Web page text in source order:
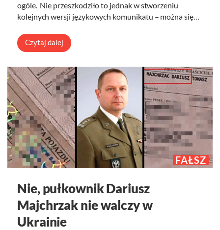
ogóle. Nie przeszkodziło to jednak w stworzeniu
kolejnych wersji językowych komunikatu – można się…
Czytaj dalej
FAŁSZ
Nie, pułkownik Dariusz
Majchrzak nie walczy w
Ukrainie